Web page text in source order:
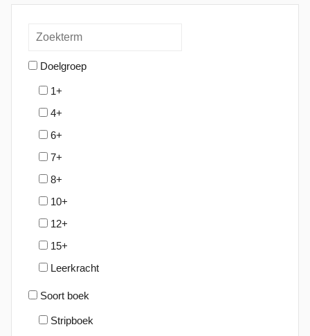
1
m
e Doelgroep
1+
4+
6+
7+
8+
10+
12+
15+
Leerkracht
Soort boek
Stripboek